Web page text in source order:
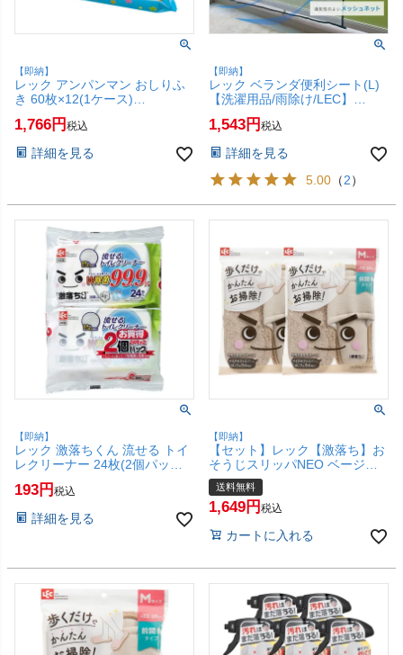
【即納】
レック アンパンマン おしりふ
き 60枚×12(1ケース)
A00324【ベビー用品 お尻拭き
ケース売り 箱 まとめ買い】
1,766 税込
詳細を見る
【即納】
レック ベランダ便利シート(L)
【洗濯用品/雨除け/LEC】
【SBT】 (6043317)
1,543 税込
詳細を見る
5.00 （2）
【即納】
レック 激落ちくん 流せる トイ
レクリーナー 24枚(2個パック)
S00281【せっけんの香り/トイ
レに流せる/お掃除/拭き掃
193 税込
詳細を見る
【即納】
【セット】レック【激落ち】お
そうじスリッパNEO ベージュ
×2個 S-534【マイクロファイバ
ー/超極細繊維/拭き掃除/掃き掃
除/丸洗い可/激落ちくん/LEC】
set1)
送料無料
1,649 税込
カートに入れる